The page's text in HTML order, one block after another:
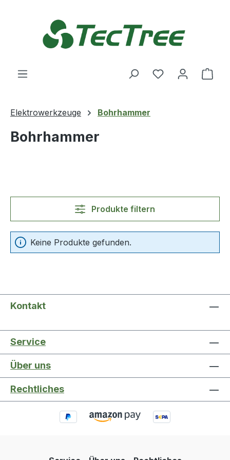
Du hast 0
Elektrowerkzeuge Bohrhammer
Bohrhammer
Produkte filtern
Keine Produkte gefunden.
Kontakt
Service
Über uns
Rechtliches